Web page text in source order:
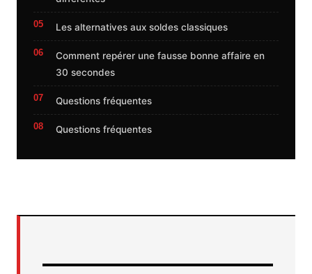
Les alternatives aux soldes classiques
Comment repérer une fausse bonne affaire en
30 secondes
Questions fréquentes
Questions fréquentes